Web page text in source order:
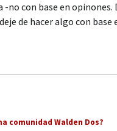
con base en opinones.
de hacer algo con
comunidad Walden Dos?